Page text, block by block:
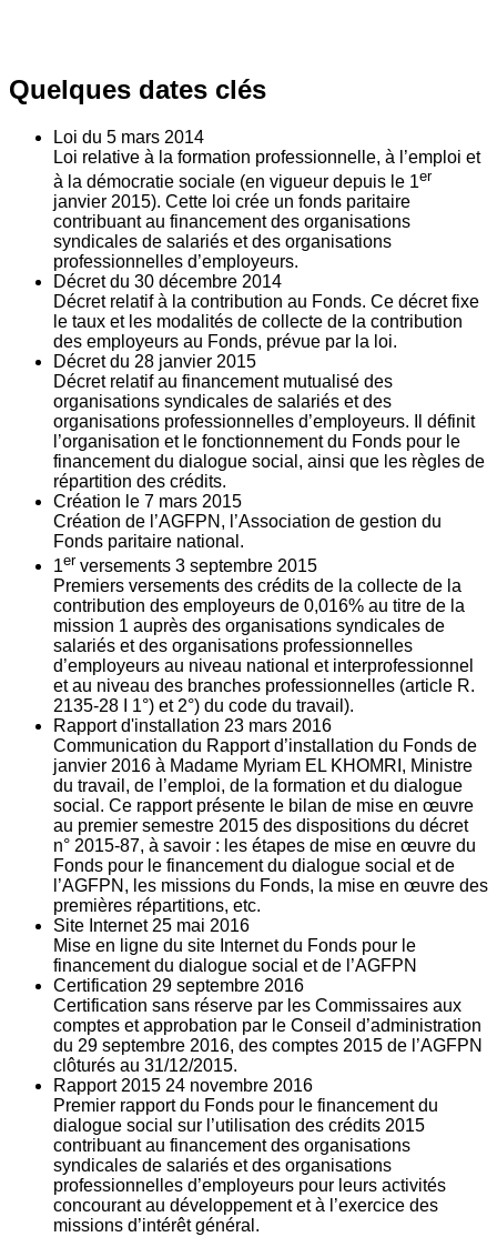
Quelques dates clés
Loi du 5 mars 2014
Loi relative à la formation professionnelle, à l’emploi et
à la démocratie sociale (en vigueur depuis le 1er
janvier 2015). Cette loi crée un fonds paritaire
contribuant au financement des organisations
syndicales de salariés et des organisations
professionnelles d’employeurs.
Décret du 30 décembre 2014
Décret relatif à la contribution au Fonds. Ce décret fixe
le taux et les modalités de collecte de la contribution
des employeurs au Fonds, prévue par la loi.
Décret du 28 janvier 2015
Décret relatif au financement mutualisé des
organisations syndicales de salariés et des
organisations professionnelles d’employeurs. Il définit
l’organisation et le fonctionnement du Fonds pour le
financement du dialogue social, ainsi que les règles de
répartition des crédits.
Création le 7 mars 2015
Création de l’AGFPN, l’Association de gestion du
Fonds paritaire national.
1er versements 3 septembre 2015
Premiers versements des crédits de la collecte de la
contribution des employeurs de 0,016% au titre de la
mission 1 auprès des organisations syndicales de
salariés et des organisations professionnelles
d’employeurs au niveau national et interprofessionnel
et au niveau des branches professionnelles (article R.
2135‐28 I 1°) et 2°) du code du travail).
Rapport d'installation 23 mars 2016
Communication du Rapport d’installation du Fonds de
janvier 2016 à Madame Myriam EL KHOMRI, Ministre
du travail, de l’emploi, de la formation et du dialogue
social. Ce rapport présente le bilan de mise en œuvre
au premier semestre 2015 des dispositions du décret
n° 2015-87, à savoir : les étapes de mise en œuvre du
Fonds pour le financement du dialogue social et de
l’AGFPN, les missions du Fonds, la mise en œuvre des
premières répartitions, etc.
Site Internet 25 mai 2016
Mise en ligne du site Internet du Fonds pour le
financement du dialogue social et de l’AGFPN
Certification 29 septembre 2016
Certification sans réserve par les Commissaires aux
comptes et approbation par le Conseil d’administration
du 29 septembre 2016, des comptes 2015 de l’AGFPN
clôturés au 31/12/2015.
Rapport 2015 24 novembre 2016
Premier rapport du Fonds pour le financement du
dialogue social sur l’utilisation des crédits 2015
contribuant au financement des organisations
syndicales de salariés et des organisations
professionnelles d’employeurs pour leurs activités
concourant au développement et à l’exercice des
missions d’intérêt général.